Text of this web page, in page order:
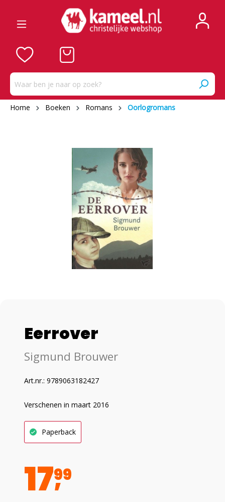
Home Boeken Romans Oorlogromans
Eerrover
Sigmund Brouwer
Art.nr.: 9789063182427
Verschenen in maart 2016
Paperback
1799